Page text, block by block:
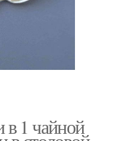
в 1 чайной